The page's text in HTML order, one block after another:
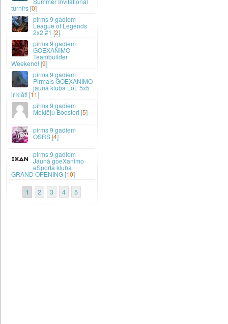
turnīrs [0]
9 gadiem
League of Legends
2x2 #1 [2]
9 gadiem
GOEXANIMO
Teambuilder
Weekend! [9]
9 gadiem
Pirmais GOEXANIMO
jaunā kluba LoL 5x5
ir klāt! [11]
9 gadiem
Meklēju Boosteri [5]
9 gadiem
OSRS [4]
9 gadiem
Jaunā goeXanimo
eSporta kluba
GRAND OPENING [10]
1 2 3 4 5